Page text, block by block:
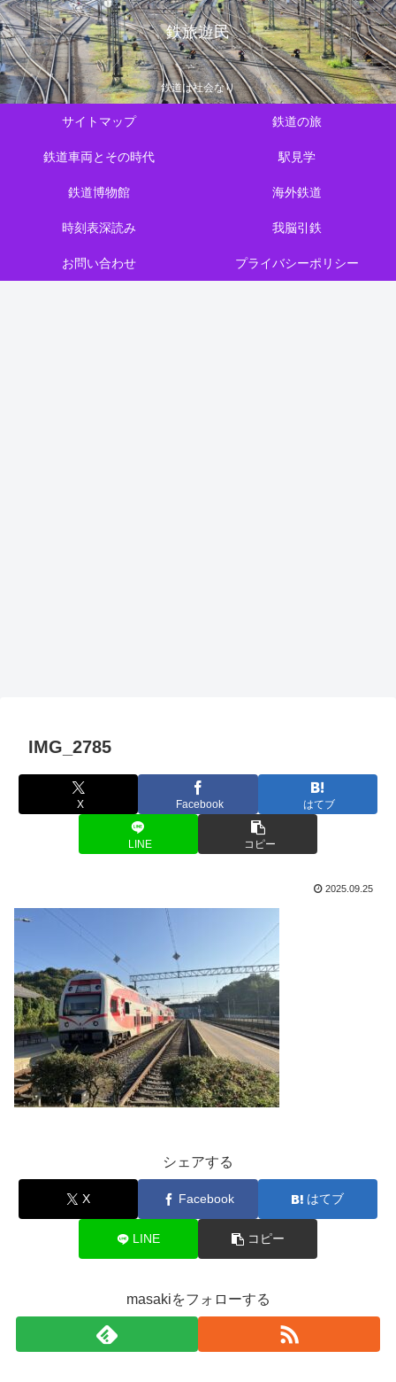
鉄旅遊民
鉄道は社会なり
サイトマップ 鉄道の旅
鉄道車両とその時代 駅見学
鉄道博物館 海外鉄道
時刻表深読み 我脳引鉄
お問い合わせ プライバシーポリシー
IMG_2785
X Facebook はてブ
LINE コピー
2025.09.25
シェアする
X Facebook はてブ
LINE コピー
masakiをフォローする